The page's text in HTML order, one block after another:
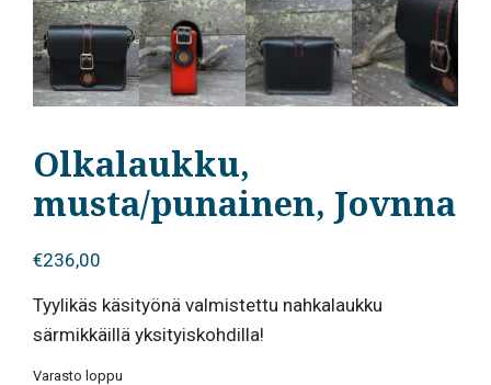
Olkalaukku,
musta/punainen, Jovnna
€236,00
Tyylikäs käsityönä valmistettu nahkalaukku
särmikkäillä yksityiskohdilla!
Varasto loppu